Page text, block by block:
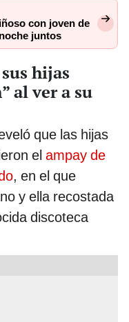
con joven de
juntos
hijas
al ver a su
que las hijas
el ampay de
, en el que
y ella recostada
discoteca